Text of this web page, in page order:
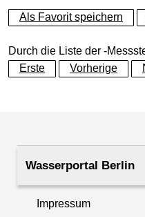
+
−
Als Favorit speichern
Durch die Liste der -
Erste
Vorherige
Wasserportal Berlin
Impressum